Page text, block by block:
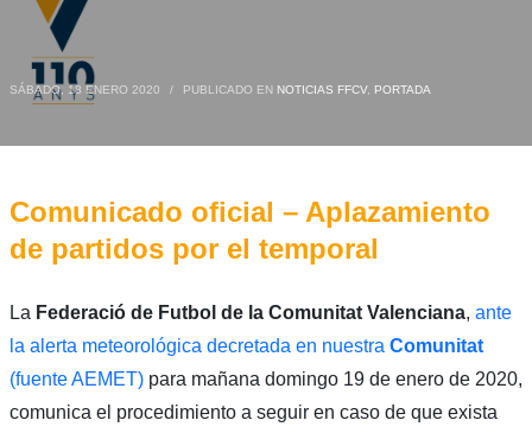
SÁBADO, 18 ENERO 2020 / PUBLICADO EN NOTICIAS FFCV, PORTADA
Comunicado oficial – Aplazamiento
de partidos por el temporal
La Federació de Futbol de la Comunitat Valenciana, ante
la alerta meteorológica decretada en nuestra Comunitat
(fuente AEMET)para mañana domingo 19 de enero de 2020,
comunica el procedimiento a seguir en caso de que exista